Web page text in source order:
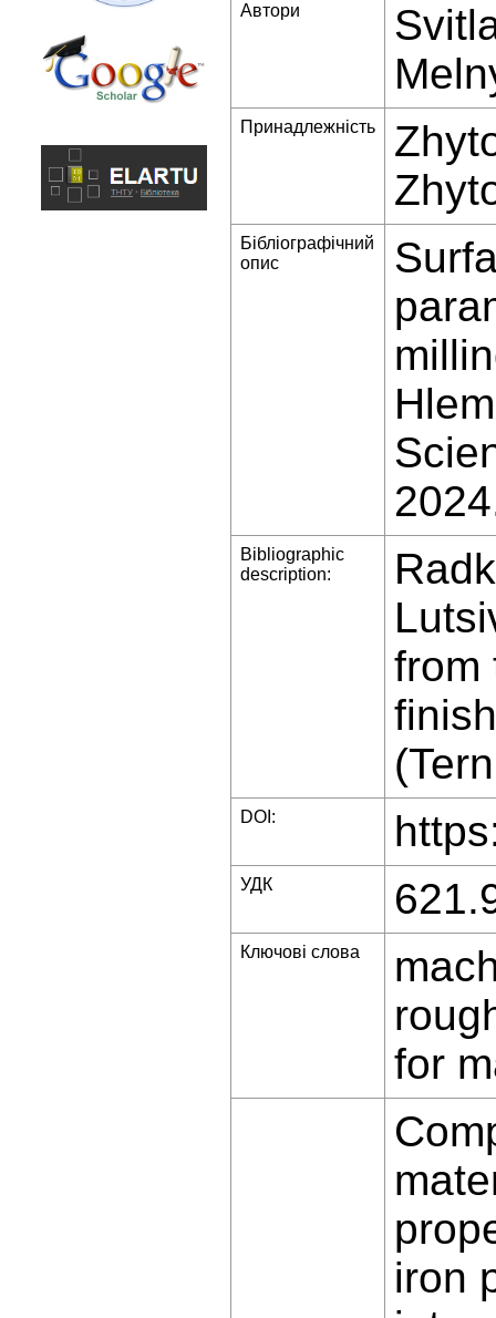
Автори
Принадлежність
Бібліографічний
опис
Bibliographic
description:
from
DOI:
УДК
Ключові слова
for
iron